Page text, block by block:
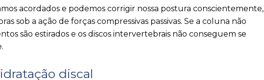
acordados e podemos corrigir nossa postura conscientemente,
sob a ação de forças compressivas passivas. Se a coluna não
são estirados e os discos intervertebrais não conseguem se
discal